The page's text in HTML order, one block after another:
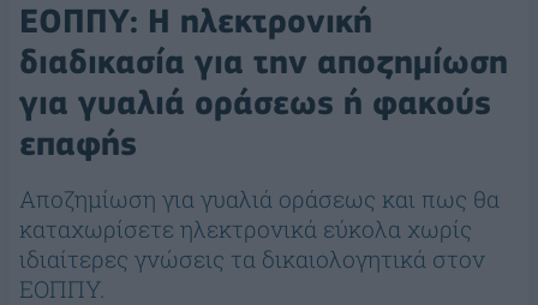
ΕΟΠΠΥ: Η ηλεκτρονική
διαδικασία για την αποζημίωση
για γυαλιά οράσεως ή φακούς
επαφής
Αποζημίωση για γυαλιά οράσεως και πως θα
καταχωρίσετε ηλεκτρονικά εύκολα χωρίς
ιδιαίτερες γνώσεις τα δικαιολογητικά στον
ΕΟΠΠΥ.